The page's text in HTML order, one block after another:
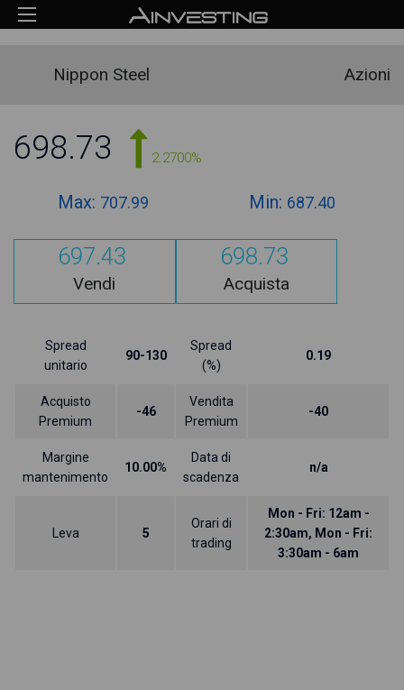
Nippon Steel Azioni
698.73 2.2700%
Max: 707.99 Min: 687.40
697.43
Vendi
698.73
Acquista
Spread
unitario
90-130
Spread
(%)
0.19
Acquisto
Premium
-46
Vendita
Premium
-40
Margine
mantenimento
10.00%
Data di
scadenza
n/a
Leva 5
Orari di
trading
Mon - Fri: 12am -
2:30am, Mon - Fri:
3:30am - 6am